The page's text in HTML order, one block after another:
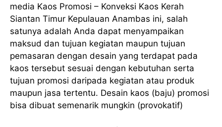
media Kaos Promosi – Konveksi Kaos Kerah
Siantan Timur Kepulauan Anambas ini, salah
satunya adalah Anda dapat menyampaikan
maksud dan tujuan kegiatan maupun tujuan
pemasaran dengan desain yang terdapat pada
kaos tersebut sesuai dengan kebutuhan serta
tujuan promosi daripada kegiatan atau produk
maupun jasa tertentu. Desain kaos (baju) promosi
bisa dibuat semenarik mungkin (provokatif)